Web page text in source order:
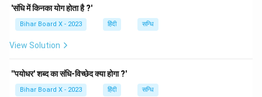
'संधि में किनका योग होता है ?'
Bihar Board X - 2023 हिंदी सन्धि
View Solution
''पयोधर' शब्द का संधि-विच्छेद क्या होगा ?'
Bihar Board X - 2023 हिंदी सन्धि